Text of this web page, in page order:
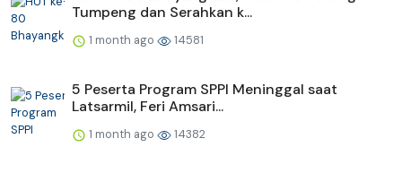
Tumpeng dan Serahkan k...
1 month ago 14581
5 Peserta Program SPPI Meninggal saat
Latsarmil, Feri Amsari...
1 month ago 14382